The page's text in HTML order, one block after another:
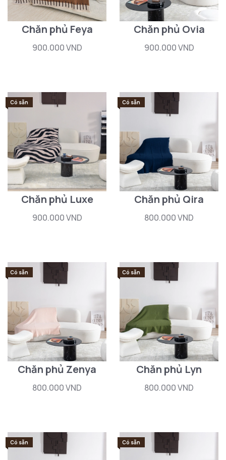
Chăn phủ Feya
900.000 VND
Chăn phủ Ovia
900.000 VND
Có sẵn
Chăn phủ Luxe
900.000 VND
Có sẵn
Chăn phủ Qira
800.000 VND
Có sẵn
Chăn phủ Zenya
800.000 VND
Có sẵn
Chăn phủ Lyn
800.000 VND
Có sẵn Có sẵn